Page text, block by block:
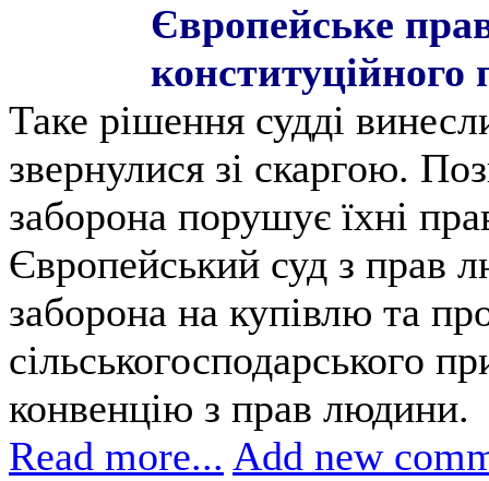
Європейське
конституційного
Таке рішення судді
звернулися зі скаргою.
заборона порушує їхні
Європейський суд з прав
заборона на купівлю та
сільськогосподарського
конвенцію з прав людини.
Read more... Add new